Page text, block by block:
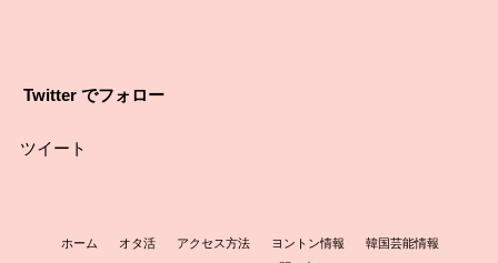
Twitter でフォロー
ツイート
ホーム オタ活 アクセス方法 ヨントン情報
韓国芸能情報